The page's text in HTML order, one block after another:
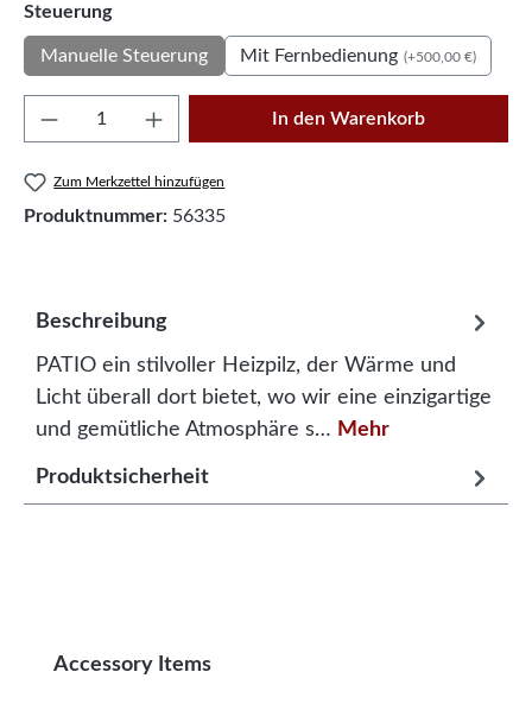
Steuerungauswählen
Manuelle Steuerung Mit Fernbedienung (+500,00 €)
Produkt Anzahl: Gib den gewünschten
In den Warenkorb
Zum Merkzettel hinzufügen
Produktnummer: 56335
Beschreibung
PATIO ein stilvoller Heizpilz, der Wärme und
Licht überall dort bietet, wo wir eine einzigartige
und gemütliche Atmosphäre s… Mehr
Produktsicherheit
Produktgalerie überspringen
Accessory Items